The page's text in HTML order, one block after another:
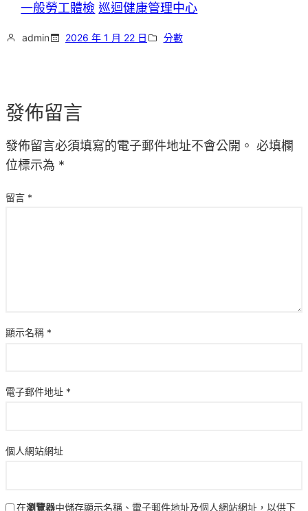
一般勞工體檢 巡迴健康管理中心
admin 2026 年 1 月 22 日 分數
發佈留言
發佈留言必須填寫的電子郵件地址不會公開。 必填欄
位標示為 *
留言 *
顯示名稱 *
電子郵件地址 *
個人網站網址
在瀏覽器中儲存顯示名稱、電子郵件地址及個人網站網址，以供下